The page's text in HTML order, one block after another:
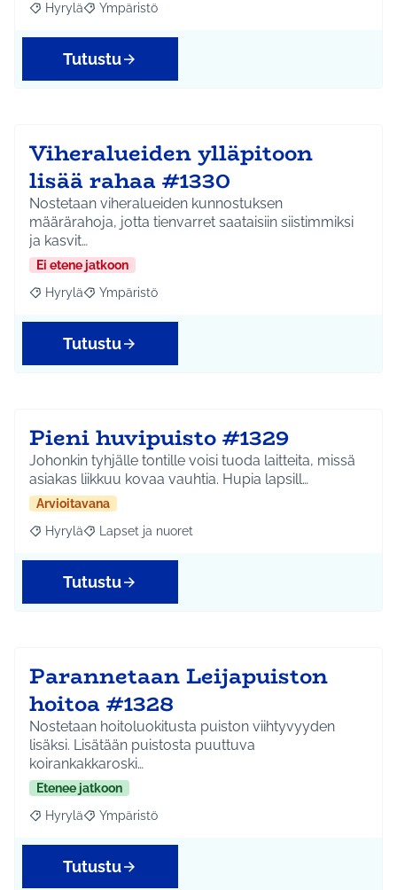
Rajaa tulokset aihepiirin mukaan: Hyrylä
Hyrylä Rajaa tulokset teeman mukaan: Ympäristö
Ympäristö
Tutustu
Viheralueiden ylläpitoon
lisää rahaa #1330
Nostetaan viheralueiden kunnostuksen
määrärahoja, jotta tienvarret saataisiin siistimmiksi
ja kasvit…
Ei etene jatkoon
Rajaa tulokset aihepiirin mukaan: Hyrylä
Hyrylä Rajaa tulokset teeman mukaan: Ympäristö
Ympäristö
Tutustu
Pieni huvipuisto #1329
Johonkin tyhjälle tontille voisi tuoda laitteita, missä
asiakas liikkuu kovaa vauhtia. Hupia lapsill…
Arvioitavana
Rajaa tulokset aihepiirin mukaan: Hyrylä
Hyrylä Rajaa tulokset teeman mukaan: Lapset ja nuoret
Lapset ja nuoret
Tutustu
Parannetaan Leijapuiston
hoitoa #1328
Nostetaan hoitoluokitusta puiston viihtyvyyden
lisäksi. Lisätään puistosta puuttuva
koirankakkaroski…
Etenee jatkoon
Rajaa tulokset aihepiirin mukaan: Hyrylä
Hyrylä Rajaa tulokset teeman mukaan: Ympäristö
Ympäristö
Tutustu